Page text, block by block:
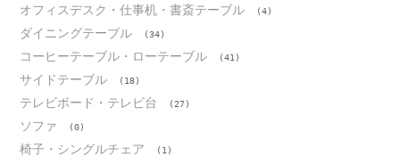
オフィスデスク・仕事机・書斎テーブル (4)
ダイニングテーブル (34)
コーヒーテーブル・ローテーブル (41)
サイドテーブル (18)
テレビボード・テレビ台 (27)
ソファ (0)
椅子・シングルチェア (1)